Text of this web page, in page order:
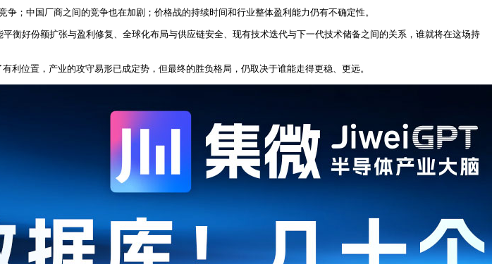
；中国厂商之间的竞争也在加剧；价格战的持续时间和行业整体盈利能力仍有不确定性。
好份额扩张与盈利修复、全球化布局与供应链安全、现有技术迭代与下一代技术储备之间的关系，谁就将在这场持
利位置，产业的攻守易形已成定势，但最终的胜负格局，仍取决于谁能走得更稳、更远。